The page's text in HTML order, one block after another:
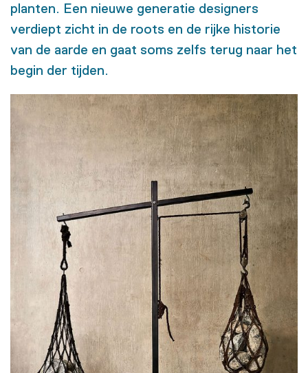
planten. Een nieuwe generatie designers
verdiept zicht in de roots en de rijke historie
van de aarde en gaat soms zelfs terug naar het
begin der tijden.